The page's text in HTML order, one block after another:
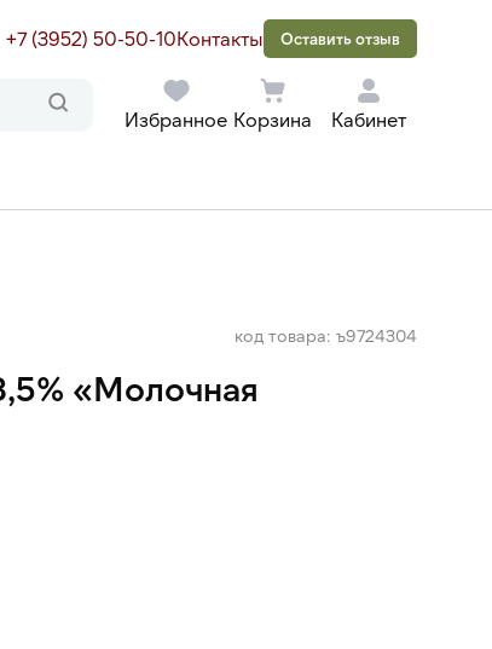
+7 (3952) 50-50-10Контакты Оставить отзыв
Избранное Корзина Кабинет
код товара: ъ9724304
«Молочная